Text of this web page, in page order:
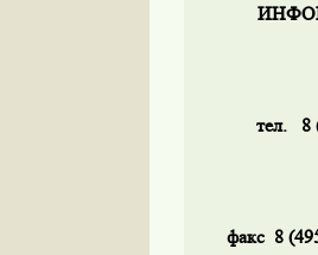
тел. 8
факс 8